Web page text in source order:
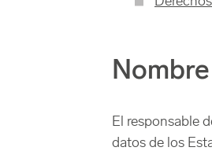
El responsable
datos de los